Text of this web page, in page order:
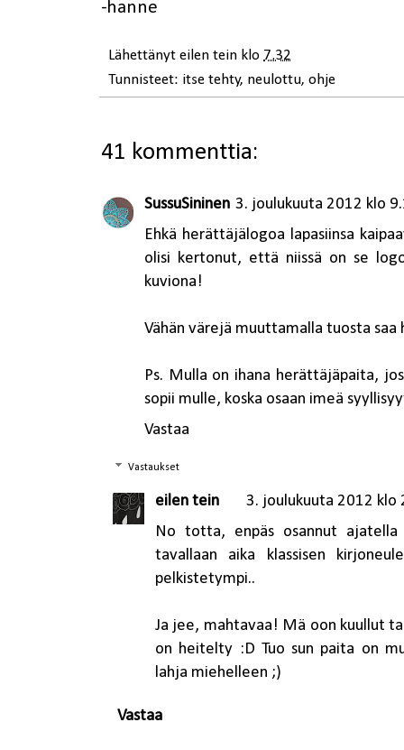
-hanne
Lähettänyt eilen tein klo 7.32
Tunnisteet: itse tehty, neulottu, ohje
41 kommenttia:
SussuSininen 3. joulukuuta 2012 klo
Ehkä herättäjälogoa lapasiinsa
olisi kertonut, että niissä on se
kuviona!
Vähän värejä muuttamalla tuosta saa
Ps. Mulla on ihana herättäjäpaita,
sopii mulle, koska osaan imeä
Vastaa
Vastaukset
eilen tein
3. joulukuuta 2012 klo
No totta, enpäs osannut
tavallaan aika klassisen
pelkistetympi..
Ja jee, mahtavaa! Mä oon kuullut
on heitelty :D Tuo sun paita on
lahja miehelleen ;)
Vastaa